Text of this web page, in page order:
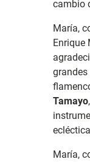
cambio
María,
Enrique
Tamayo
María,